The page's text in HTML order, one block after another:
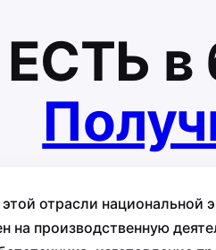
ЕСТЬ в
отрасли
на производственную